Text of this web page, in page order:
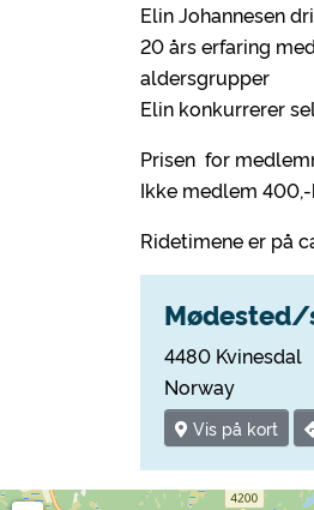
Elin Johannesen
20 års erfaring
aldersgrupper
Elin konkurrerer
Prisen for
Ikke medlem
Ridetimene er på
4480 Kvinesdal
Norway
Vis på kort